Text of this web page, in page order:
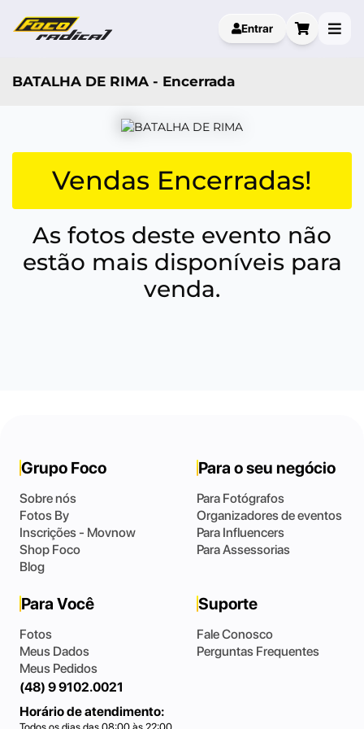
Entrar
BATALHA DE RIMA - Encerrada
Vendas Encerradas!
As fotos deste evento não
estão mais disponíveis para
venda.
Grupo Foco
Sobre nós
Fotos By
Inscrições - Movnow
Shop Foco
Blog
Para o seu negócio
Para Fotógrafos
Organizadores de eventos
Para Influencers
Para Assessorias
Para Você
Fotos
Meus Dados
Meus Pedidos
Suporte
Fale Conosco
Perguntas Frequentes
(48) 9 9102.0021
Horário de atendimento: